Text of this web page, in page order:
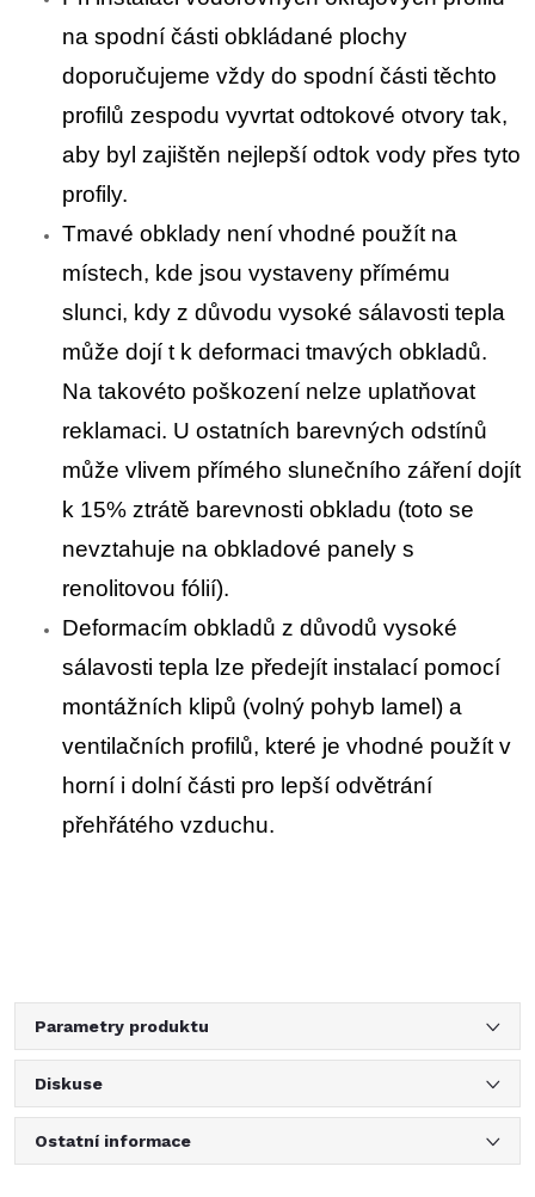
na spodní části obkládané plochy
doporučujeme vždy do spodní části těchto
profilů zespodu vyvrtat odtokové otvory tak,
aby byl zajištěn nejlepší odtok vody přes tyto
profily.
Tmavé obklady není vhodné použít na
místech, kde jsou vystaveny přímému
slunci, kdy z důvodu vysoké sálavosti tepla
může dojí t k deformaci tmavých obkladů.
Na takovéto poškození nelze uplatňovat
reklamaci. U ostatních barevných odstínů
může vlivem přímého slunečního záření dojít
k 15% ztrátě barevnosti obkladu (toto se
nevztahuje na obkladové panely s
renolitovou fólií).
Deformacím obkladů z důvodů vysoké
sálavosti tepla lze předejít instalací pomocí
montážních klipů (volný pohyb lamel) a
ventilačních profilů, které je vhodné použít v
horní i dolní části pro lepší odvětrání
přehřátého vzduchu.
Parametry produktu
Diskuse
Ostatní informace